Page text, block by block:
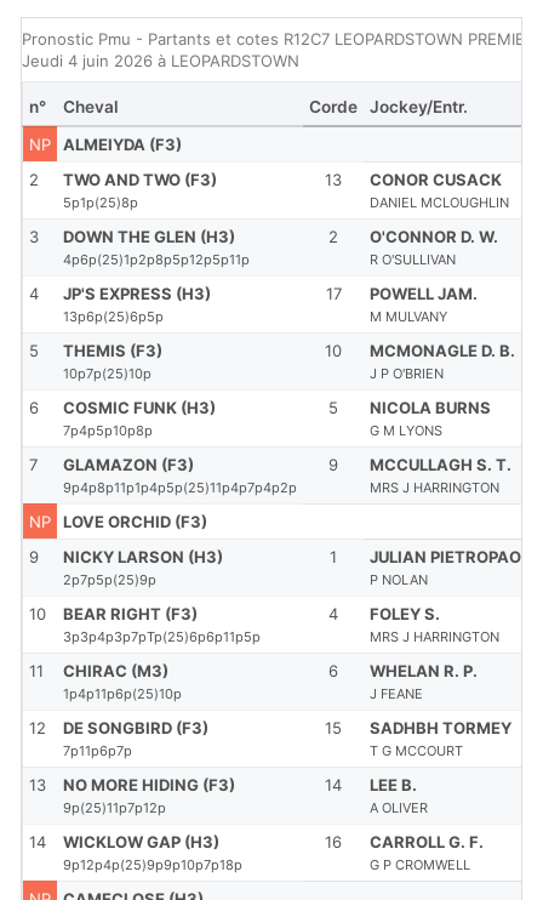
Pronostic Pmu - Partants et cotes R12C7 LEOPARDSTOWN PREMIER
Jeudi 4 juin 2026 à LEOPARDSTOWN
n° Cheval Corde
Jockey/Entr.
NP
ALMEIYDA (F3)
2
TWO AND TWO (F3)
5p1p(25)8p
13 CONOR CUSACK
DANIEL MCLOUGHLIN
3 DOWN THE GLEN (H3)
4p6p(25)1p2p8p5p12p5p11p
2 O'CONNOR D. W.
R O'SULLIVAN
4 JP'S EXPRESS (H3)
13p6p(25)6p5p
17 POWELL JAM.
M MULVANY
5 THEMIS (F3)
10p7p(25)10p
10 MCMONAGLE D. B.
J P O'BRIEN
6 COSMIC FUNK (H3)
7p4p5p10p8p
5 NICOLA BURNS
G M LYONS
7 GLAMAZON (F3)
9p4p8p11p1p4p5p(25)11p4p7p4p2p
9 MCCULLAGH S. T.
MRS J HARRINGTON
NP
LOVE ORCHID (F3)
9
NICKY LARSON (H3)
2p7p5p(25)9p
1 JULIAN PIETROPAOLO
P NOLAN
10 BEAR RIGHT (F3)
3p3p4p3p7pTp(25)6p6p11p5p
4 FOLEY S.
MRS J HARRINGTON
11 CHIRAC (M3)
1p4p11p6p(25)10p
6 WHELAN R. P.
J FEANE
12 DE SONGBIRD (F3)
7p11p6p7p
15 SADHBH TORMEY
T G MCCOURT
13 NO MORE HIDING (F3)
9p(25)11p7p12p
14 LEE B.
A OLIVER
14 WICKLOW GAP (H3)
9p12p4p(25)9p9p10p7p18p
16 CARROLL G. F.
G P CROMWELL